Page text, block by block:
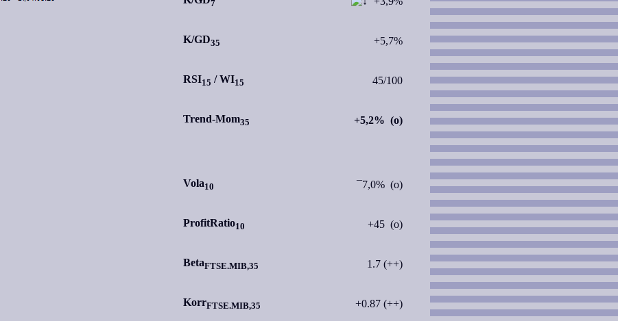
7
K/GD35 +5,7%
RSI15 /WI15 45/100
Trend-Mom35 +5,2% (o)
Vola10 ¯7,0% (o)
ProfitRatio10 +45 (o)
BetaFTSE.MIB,35 1.7 (++)
KorrFTSE.MIB,35 +0.87 (++)